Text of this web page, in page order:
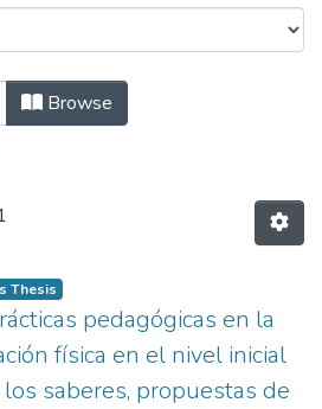
de Actividad Física
Browse
Thesis
pedagógicas en la
física en el nivel inicial
saberes, propuestas de